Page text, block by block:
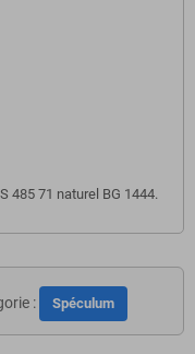
485 71 naturel BG 1444.
: Spéculum